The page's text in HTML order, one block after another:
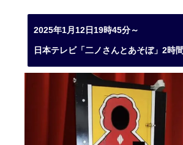
2025年1月12日19時45分～
日本テレビ「二ノさんとあそぼ」2時